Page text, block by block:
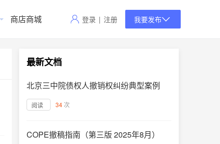
商店商城 登录 | 注册 我要发布
最新文档
北京三中院债权人撤销权纠纷典型案例
阅读 34次
COPE撤稿指南（第三版 2025年8月）